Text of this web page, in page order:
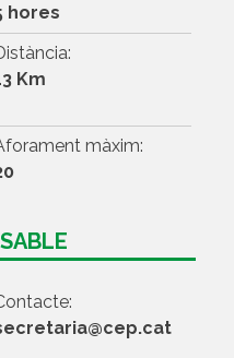
hores
Km
màxim: